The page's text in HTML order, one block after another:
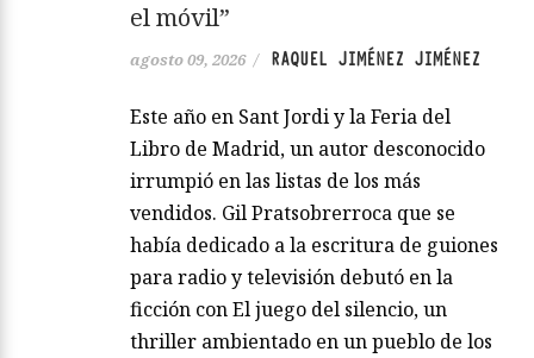
el móvil”
agosto 09, 2026 / RAQUEL JIMÉNEZ JIMÉNEZ
Este año en Sant Jordi y la Feria del
Libro de Madrid, un autor desconocido
irrumpió en las listas de los más
vendidos. Gil Pratsobrerroca que se
había dedicado a la escritura de guiones
para radio y televisión debutó en la
ficción con El juego del silencio, un
thriller ambientado en un pueblo de los